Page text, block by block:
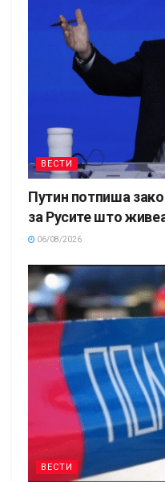
ВЕСТИ
Путин потпиша
за Русите што
06/08/2026
ВЕСТИ